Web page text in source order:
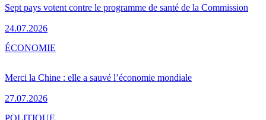
Sept pays votent contre le programme de santé de la Commission
24.07.2026
Merci la Chine : elle a sauvé l’économie mondiale
27.07.2026
ÉCONOMIE
POLITIQUE